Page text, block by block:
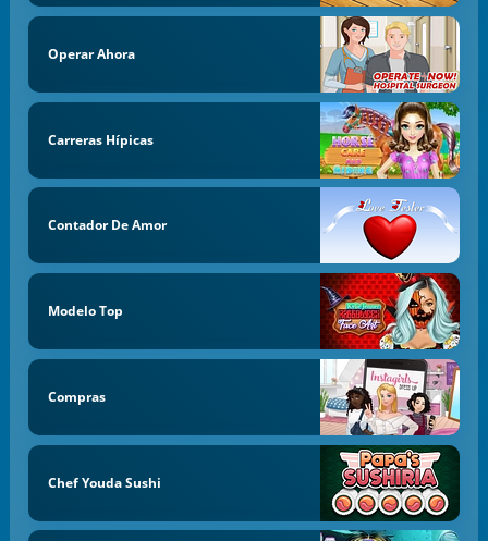
Operar Ahora
Carreras Hípicas
Contador De Amor
Modelo Top
Compras
Chef Youda Sushi